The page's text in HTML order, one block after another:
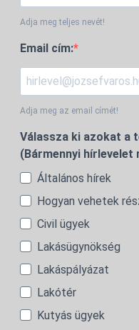
Adja meg teljes nevét!
Email cím:
Adja meg az email címét!
Válassza ki azokat a
(Bármennyi hírlevelet
Általános hírek
Hogyan vehetek
Civil ügyek
Lakásügynökség
Lakáspályázat
Lakótér
Kutyás ügyek